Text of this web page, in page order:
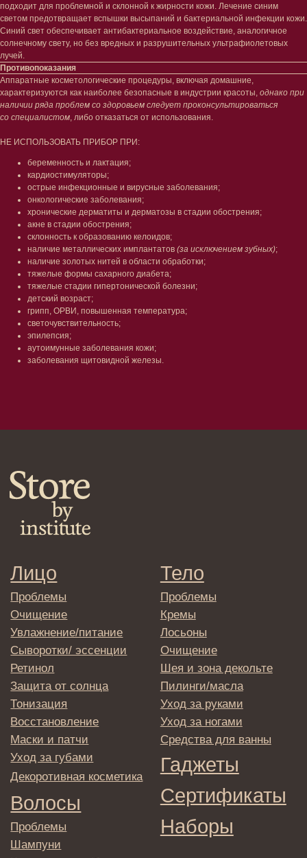
подходит для проблемной и склонной к жирности кожи. Лечение синим
светом предотвращает вспышки высыпаний и бактериальной инфекции кожи.
Синий свет обеспечивает антибактериальное воздействие, аналогичное
солнечному свету, но без вредных и разрушительных ультрафиолетовых
лучей.
Противопоказания
Аппаратные косметологические процедуры, включая домашние,
характеризуются как наиболее безопасные в индустрии красоты, однако при
наличии ряда проблем со здоровьем следует проконсультироваться
со специалистом, либо отказаться от использования.
НЕ ИСПОЛЬЗОВАТЬ ПРИБОР ПРИ:
беременность и лактация;
кардиостимуляторы;
острые инфекционные и вирусные заболевания;
онкологические заболевания;
хронические дерматиты и дерматозы в стадии обострения;
акне в стадии обострения;
cклонность к образованию келоидов;
наличие металлических имплантатов (за исключением зубных);
наличие золотых нитей в области обработки;
тяжелые формы сахарного диабета;
тяжелые стадии гипертонической болезни;
детский возраст;
грипп, ОРВИ, повышенная температура;
светочувствительность;
эпилепсия;
аутоимунные заболевания кожи;
заболевания щитовидной железы.
Клиентам
Система лояльности
Доставка и самовывоз
Оплата и возврат
Согласие на обработку
персональных данных
конфиденциальности
Договор оферта
Реквизиты и контакты
Подписаться
Отправляя адрес электронной почты
вы соглашаетесь с политикой в отношении
обработки персональных данных
© 2025 Institute Store